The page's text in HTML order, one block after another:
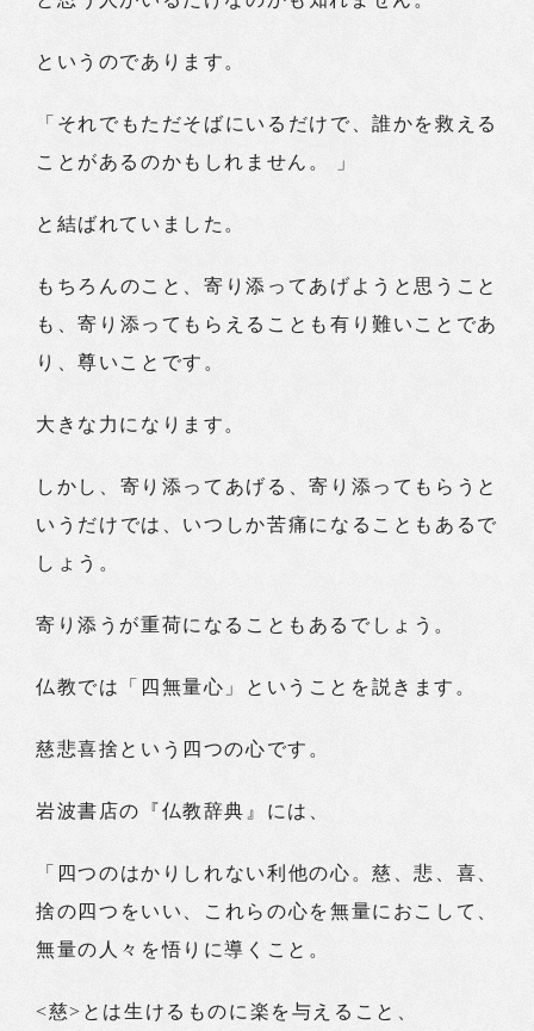
というのであります。
「それでもただそばにいるだけで、誰かを救える
ことがあるのかもしれません。 」
と結ばれていました。
もちろんのこと、寄り添ってあげようと思うこと
も、寄り添ってもらえることも有り難いことであ
り、尊いことです。
大きな力になります。
しかし、寄り添ってあげる、寄り添ってもらうと
いうだけでは、いつしか苦痛になることもあるで
しょう。
寄り添うが重荷になることもあるでしょう。
仏教では「四無量心」ということを説きます。
慈悲喜捨という四つの心です。
岩波書店の『仏教辞典』には、
「四つのはかりしれない利他の心。慈、悲、喜、
捨の四つをいい、これらの心を無量におこして、
無量の人々を悟りに導くこと。
<慈>とは生けるものに楽を与えること、